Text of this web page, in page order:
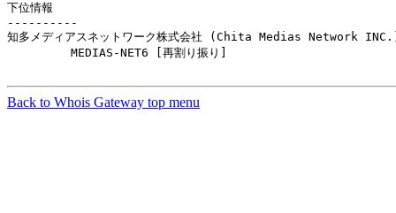
下位情報
----------
知多メディアスネットワーク株式会社 (Chita Medias Network
MEDIAS-NET6 [再割り
Back to Whois Gateway top menu